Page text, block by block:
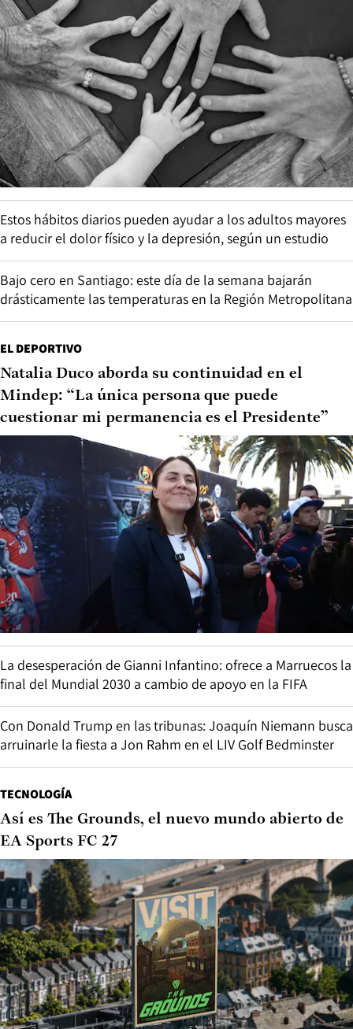
Estos hábitos diarios pueden ayudar a los adultos mayores
a reducir el dolor físico y la depresión, según un estudio
Bajo cero en Santiago: este día de la semana bajarán
drásticamente las temperaturas en la Región Metropolitana
EL DEPORTIVO
Natalia Duco aborda su continuidad en el
Mindep: “La única persona que puede
cuestionar mi permanencia es el Presidente”
La desesperación de Gianni Infantino: ofrece a Marruecos la
final del Mundial 2030 a cambio de apoyo en la FIFA
Con Donald Trump en las tribunas: Joaquín Niemann busca
arruinarle la fiesta a Jon Rahm en el LIV Golf Bedminster
TECNOLOGÍA
Así es The Grounds, el nuevo mundo abierto de
EA Sports FC 27